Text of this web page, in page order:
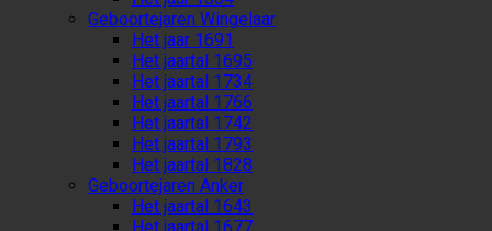
Geboortejaren Wingelaar
Het jaar 1691
Het jaartal 1695
Het jaartal 1734
Het jaartal 1766
Het jaartal 1742
Het jaartal 1793
Het jaartal 1828
Geboortejaren Anker
Het jaartal 1643